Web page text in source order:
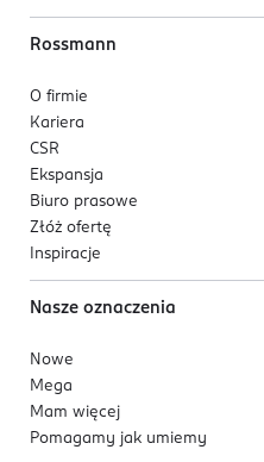
Rossmann
O firmie
Kariera
CSR
Ekspansja
Biuro prasowe
Złóż ofertę
Inspiracje
Nasze oznaczenia
Nowe
Mega
Mam więcej
Pomagamy jak umiemy